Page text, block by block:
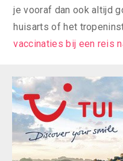
je vooraf dan ook altijd
huisarts of het
vaccinaties bij een reis